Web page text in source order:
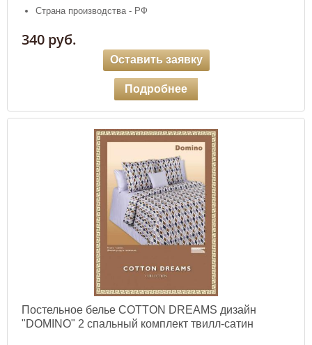
Страна производства - РФ
340 руб.
Оставить заявку
Подробнее
Постельное белье COTTON DREAMS дизайн
"DOMINO" 2 спальный комплект твилл-сатин